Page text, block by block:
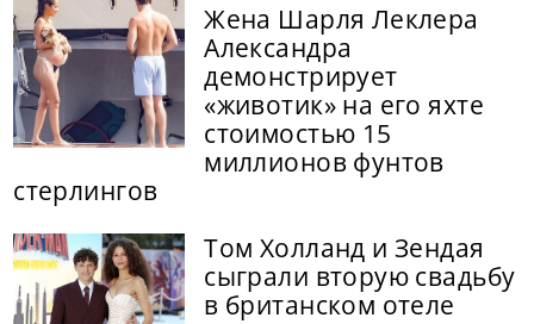
Жена Шарля Леклера
Александра
демонстрирует
«животик» на его яхте
стоимостью 15
миллионов фунтов
стерлингов
Том Холланд и Зендая
сыграли вторую свадьбу
в британском отеле